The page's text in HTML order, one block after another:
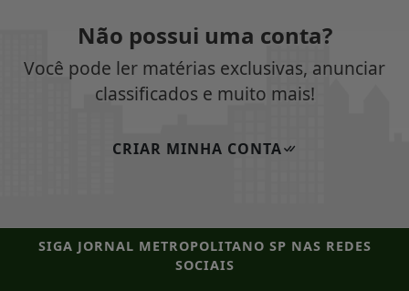
Não possui uma conta?
Você pode ler matérias exclusivas, anunciar
classificados e muito mais!
CRIAR MINHA CONTA
SIGA JORNAL METROPOLITANO SP NAS REDES
SOCIAIS